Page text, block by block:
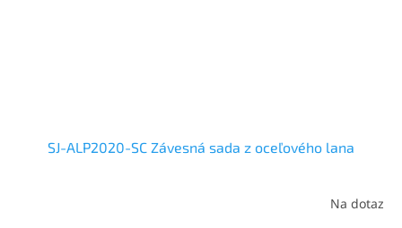
SJ-ALP2020-SC Závesná sada z oceľového lana
Na dotaz